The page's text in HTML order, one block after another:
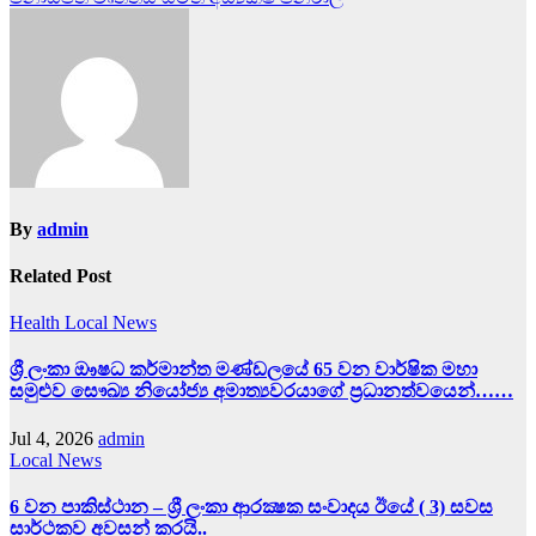
By admin
Related Post
Health Local News
ශ්‍රී ලංකා ඖෂධ කර්මාන්ත මණ්ඩලයේ 65 වන වාර්ෂික මහා
සමුළුව සෞඛ්‍ය නියෝජ්‍ය අමාත්‍යවරයාගේ ප්‍රධානත්වයෙන්……
Jul 4, 2026 admin
Local News
6 වන පාකිස්ථාන – ශ්‍රී ලංකා ආරක්‍ෂක සංවාදය ඊයේ ( 3) සවස
සාර්ථකව අවසන් කරයි..